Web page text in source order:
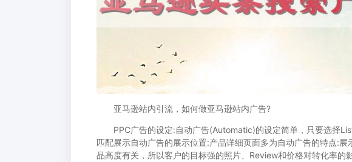
亚马逊站内引流，如何做亚马逊站内广告?
PPC广告的设定:自动广告(Automatic)的设定简单，只要选择
匹配展示自动广告的展示位置:产品详细页面多为自动广告的特点:
品高度有关，所以客户的目标强的照片、Review和价格对转化率的